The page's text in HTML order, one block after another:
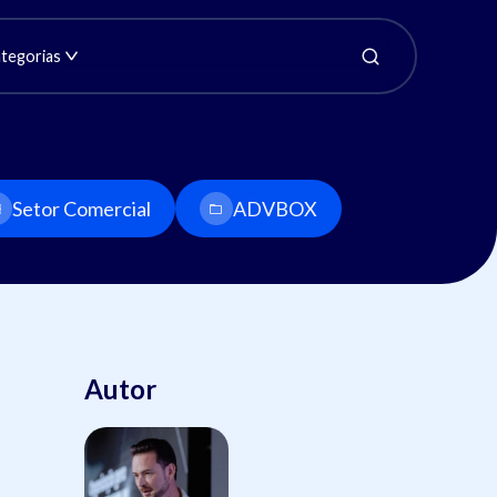
Setor Comercial ADVBOX
Autor